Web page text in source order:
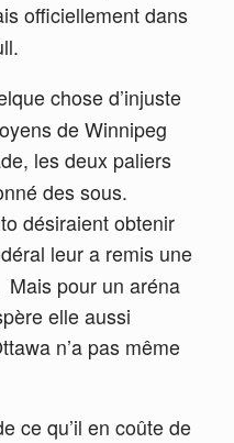
officiellement dans
chose d’injuste
de Winnipeg
les deux paliers
des sous.
désiraient obtenir
leur a remis une
Mais pour un aréna
elle aussi
n’a pas même
ce qu’il en coûte de